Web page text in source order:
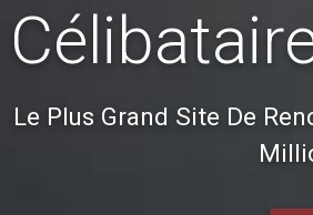
Le Plus Grand Site De